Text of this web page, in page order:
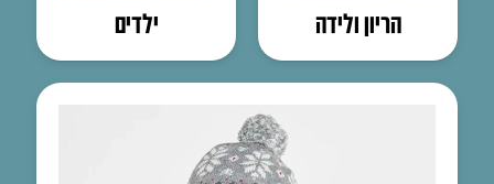
הריון ולידה ילדים